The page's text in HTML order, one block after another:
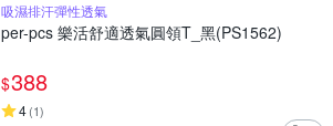
吸濕排汗彈性透氣
per-pcs 樂活舒適透氣圓領T_黑(PS1562)
$388
4(1)